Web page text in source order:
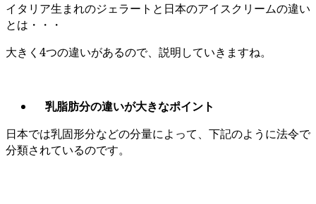
イタリア生まれのジェラートと日本のアイスクリームの違い
とは・・・
大きく4つの違いがあるので、説明していきますね。
乳脂肪分の違いが大きなポイント
日本では乳固形分などの分量によって、下記のように法令で
分類されているのです。